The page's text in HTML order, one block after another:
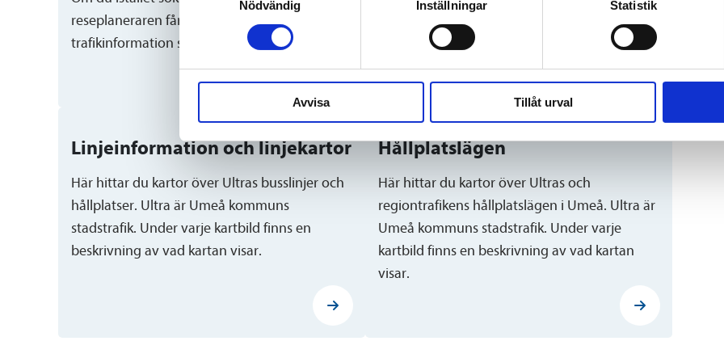
Nödvändig
Inställningar Statistik
Avvisa Tillåt urval
reseplaneraren får du också eventuell
trafikinformation som finns för den resan.
Linjeinformation och linjekartor
Här hittar du kartor över Ultras busslinjer och
hållplatser. Ultra är Umeå kommuns
stadstrafik. Under varje kartbild finns en
beskrivning av vad kartan visar.
Hållplatslägen
Här hittar du kartor över Ultras och
regiontrafikens hållplatslägen i Umeå. Ultra är
Umeå kommuns stadstrafik. Under varje
kartbild finns en beskrivning av vad kartan
visar.